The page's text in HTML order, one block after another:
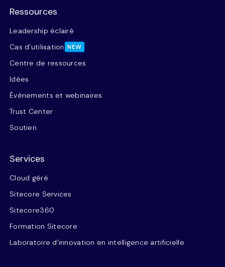
Ressources
Leadership éclairé
Cas d’utilisation NEW
Centre de ressources
Idées
Événements et webinaires
Trust Center
Soutien
Services
Cloud géré
Sitecore Services
Sitecore360
Formation Sitecore
Laboratoire d’innovation en intelligence artificielle